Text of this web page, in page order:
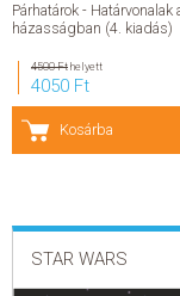
Párhatárok - Határvonalak
házasságban (4. kiadás)
4500 Fthelyett
4050 Ft
Kosárba
STAR WARS
ELŐRENDELÉSI
KÍVÁNSÁG TOPLISTA
ÁLTALÁNOS
ADATKEZELÉSI ÉS